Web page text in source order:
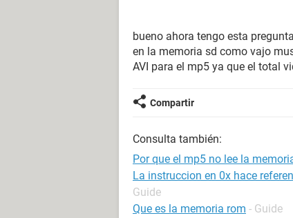
bueno ahora tengo esta
en la memoria sd como vajo
AVI para el mp5 ya que el total
Compartir
Consulta también:
Por que el mp5 no lee la
La instruccion en 0x hace
Guide
Que es la memoria rom - Guide